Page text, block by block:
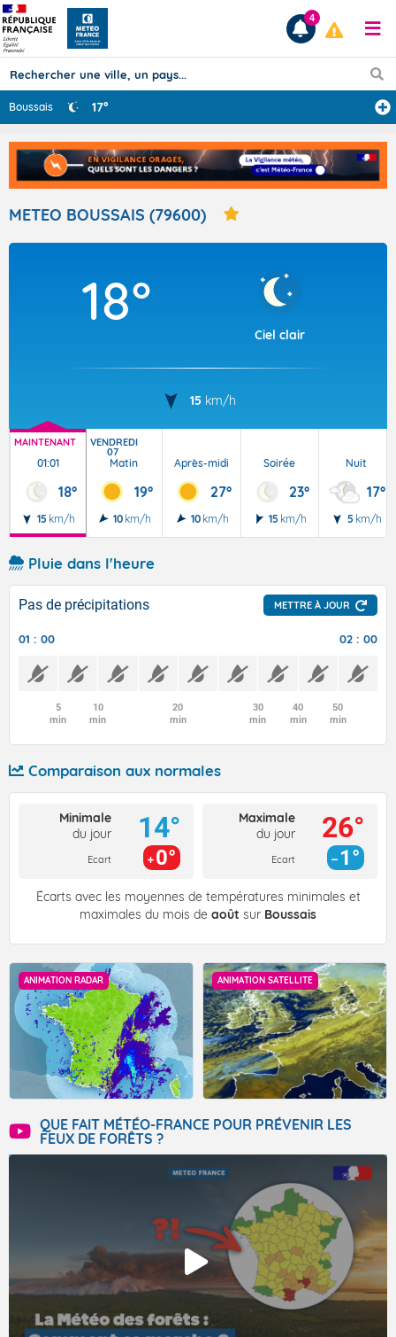
Prévisions
TOUS LES RÉSULTATS
Articles
4
Boussais 17°
METEO BOUSSAIS (79600)
18°
Ciel clair
15 km/h
MAINTENANT
01:01
18°
15 km/h
VENDREDI
07
Matin
19°
10 km/h
Après-midi
27°
10 km/h
Soirée
23°
15 km/h
Nuit
17°
5 km/h
Pluie dans l'heure
Pas de précipitations METTRE À JOUR
01 : 00 02 : 00
5
min
10
min
20
min
30
min
40
min
50
min
Comparaison aux normales
Minimale
du jour
Ecart
14°
0°
Maximale
du jour
Ecart
26°
1°
Écarts avec les moyennes de températures minimales et
maximales du mois de août sur Boussais
ANIMATION RADAR ANIMATION SATELLITE
QUE FAIT MÉTÉO-FRANCE POUR PRÉVENIR LES
FEUX DE FORÊTS ?